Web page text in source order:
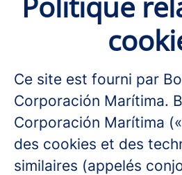
Ce site est fourni par
Corporación Marítima.
Corporación Marítima
des cookies et des
similaires (appelés